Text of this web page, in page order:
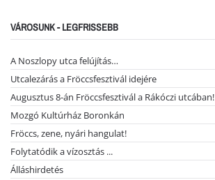
VÁROSUNK - LEGFRISSEBB
A Noszlopy utca felújítás…
Utcalezárás a Fröccsfesztivál idejére
Augusztus 8-án Fröccsfesztivál a Rákóczi utcában!
Mozgó Kultúrház Boronkán
Fröccs, zene, nyári hangulat!
Folytatódik a vízosztás ...
Álláshirdetés